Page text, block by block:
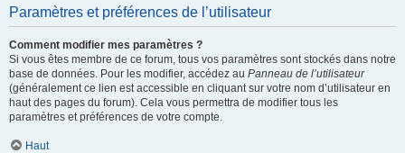
Paramètres et préférences de l’utilisateur
Comment modifier mes paramètres ?
Si vous êtes membre de ce forum, tous vos paramètres sont stockés dans notre
base de données. Pour les modifier, accédez au Panneau de l’utilisateur
(généralement ce lien est accessible en cliquant sur votre nom d’utilisateur en
haut des pages du forum). Cela vous permettra de modifier tous les
paramètres et préférences de votre compte.
Haut